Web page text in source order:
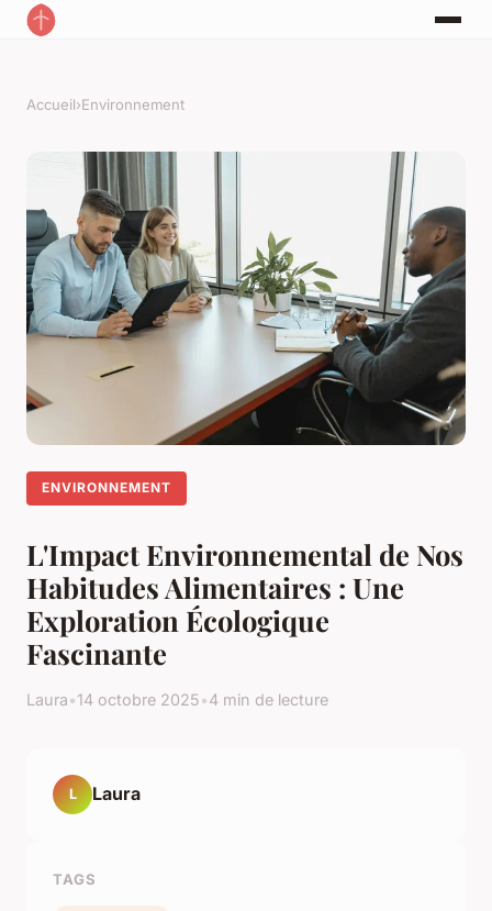
Accueil›Environnement
ENVIRONNEMENT
L'Impact Environnemental de Nos
Habitudes Alimentaires : Une
Exploration Écologique
Fascinante
Laura•14 octobre 2025•4 min de lecture
L Laura
TAGS